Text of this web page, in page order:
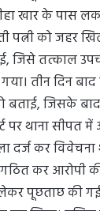
खार के पास
पत्नी को जहर
जिसे तत्काल
तीन दिन
बताई, जिसके
पर थाना
दर्ज कर
गठित कर
पूछताछ की